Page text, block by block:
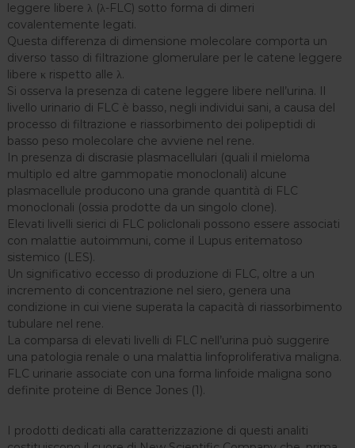
leggere libere λ (λ-FLC) sotto forma di dimeri
covalentemente legati.
Questa differenza di dimensione molecolare comporta un
diverso tasso di filtrazione glomerulare per le catene leggere
libere κ rispetto alle λ.
Si osserva la presenza di catene leggere libere nell’urina. Il
livello urinario di FLC è basso, negli individui sani, a causa del
processo di filtrazione e riassorbimento dei polipeptidi di
basso peso molecolare che avviene nel rene.
In presenza di discrasie plasmacellulari (quali il mieloma
multiplo ed altre gammopatie monoclonali) alcune
plasmacellule producono una grande quantità di FLC
monoclonali (ossia prodotte da un singolo clone).
Elevati livelli sierici di FLC policlonali possono essere associati
con malattie autoimmuni, come il Lupus eritematoso
sistemico (LES).
Un significativo eccesso di produzione di FLC, oltre a un
incremento di concentrazione nel siero, genera una
condizione in cui viene superata la capacità di riassorbimento
tubulare nel rene.
La comparsa di elevati livelli di FLC nell’urina può suggerire
una patologia renale o una malattia linfoproliferativa maligna.
FLC urinarie associate con una forma linfoide maligna sono
definite proteine di Bence Jones (1).
I prodotti dedicati alla caratterizzazione di questi analiti